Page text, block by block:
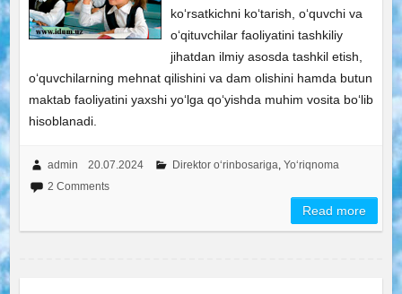
ko‘rsatkichni ko‘tarish, o‘quvchi va
o‘qituvchilar faoliyatini tashkiliy
jihatdan ilmiy asosda tashkil etish,
o‘quvchilarning mehnat qilishini va dam olishini hamda butun
maktab faoliyatini yaxshi yo‘lga qo‘yishda muhim vosita bo‘lib
hisoblanadi.
admin 20.07.2024 Direktor o‘rinbosariga, Yo‘riqnoma
2 Comments
Read more